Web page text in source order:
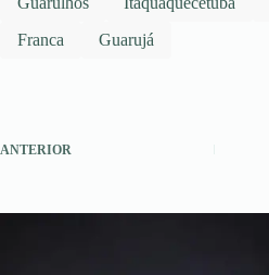
Franca
Guarujá
ANTERIOR